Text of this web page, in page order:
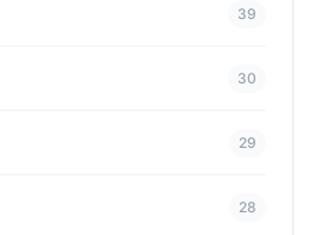
39
30
29
28